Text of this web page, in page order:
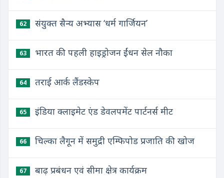
62 संयुक्त सैन्य अभ्यास ‘धर्म गार्जियन’
63 भारत की पहली हाइड्रोजन ईंधन सेल नौका
64 तराई आर्क लैंडस्केप
65 इंडिया क्लाइमेट एंड डेवलपमेंट पार्टनर्स मीट
66 चिल्का लैगून में समुद्री एम्फिपोड प्रजाति की खोज
67 बाढ़ प्रबंधन एवं सीमा क्षेत्र कार्यक्रम